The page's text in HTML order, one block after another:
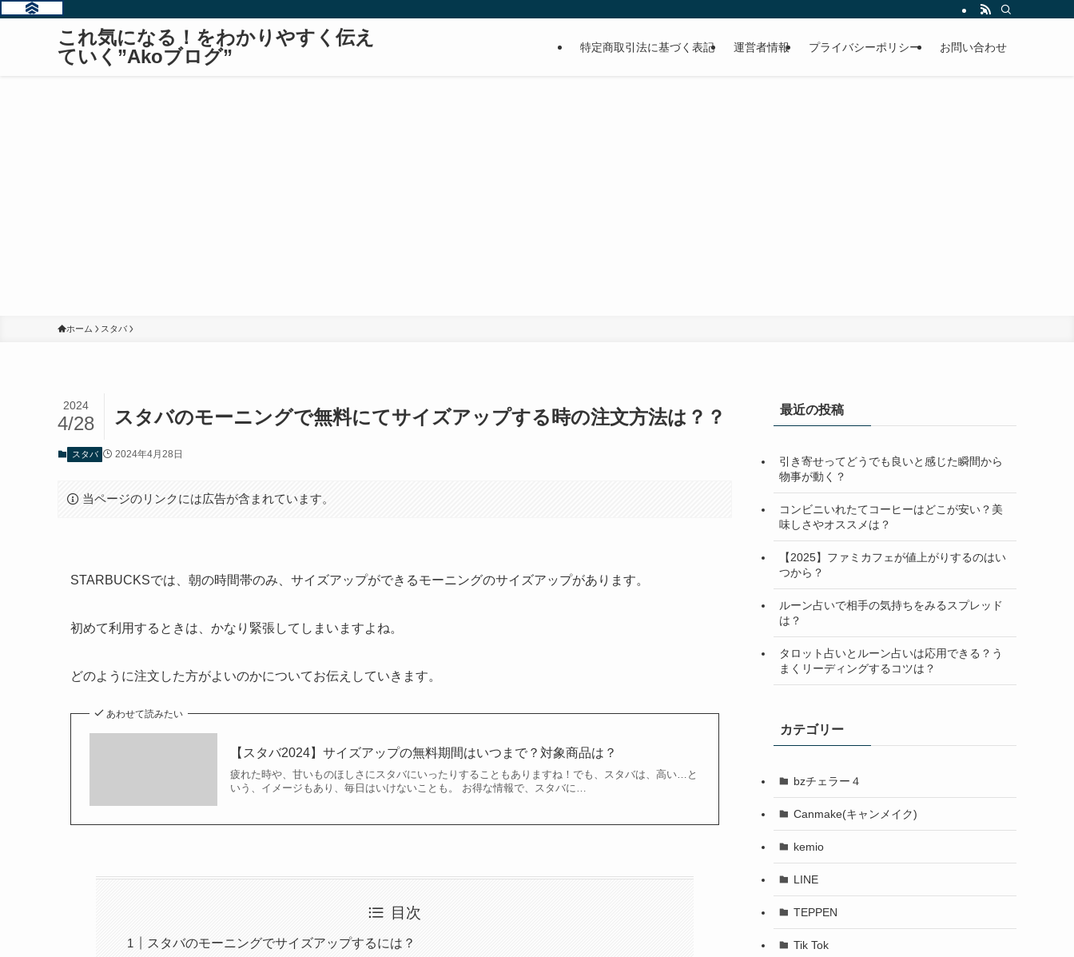
これ気になる！をわかりやすく伝え
ていく”Akoブログ”
特定商取引法に基づく表記 運営者情報 プライバシーポリシー お問い合わせ
ホーム スタバ
スタバのモーニングで無料にてサイズアップする時の注文方法は？？
2024
4/28
スタバ 2024年4月28日
当ページのリンクには広告が含まれています。
STARBUCKSでは、朝の時間帯のみ、サイズアップができるモーニングのサイズアップがあります。
初めて利用するときは、かなり緊張してしまいますよね。
どのように注文した方がよいのかについてお伝えしていきます。
あわせて読みたい
【スタバ2024】サイズアップの無料期間はいつまで？対象商品は？
疲れた時や、甘いものほしさにスタバにいったりすることもありますね！でも、スタバは、高い…と
いう、イメージもあり、毎日はいけないことも。 お得な情報で、スタバに…
目次
スタバのモーニングでサイズアップするには？
最近の投稿
引き寄せってどうでも良いと感じた瞬間から
物事が動く？
コンビニいれたてコーヒーはどこが安い？美
味しさやオススメは？
【2025】ファミカフェが値上がりするのはい
つから？
ルーン占いで相手の気持ちをみるスプレッド
は？
タロット占いとルーン占いは応用できる？う
まくリーディングするコツは？
カテゴリー
bzチェラー４
Canmake(キャンメイク)
kemio
LINE
TEPPEN
Tik Tok